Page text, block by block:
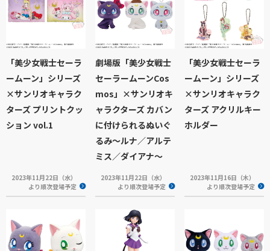
「美少女戦士セーラ
ームーン」シリーズ
×サンリオキャラク
ターズ プリントクッ
ション vol.1
2023年11月22日（水）
より順次登場予定
劇場版「美少女戦士
セーラームーンCos
mos」×サンリオキ
ャラクターズ カバン
に付けられるぬいぐ
るみ～ルナ／アルテ
ミス／ダイアナ～
2023年11月22日（水）
より順次登場予定
「美少女戦士セーラ
ームーン」シリーズ
×サンリオキャラク
ターズ アクリルキー
ホルダー
2023年11月16日（木）
より順次登場予定